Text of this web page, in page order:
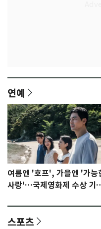
연예
여름엔 '호프', 가을엔 '가능
사랑'…국제영화제 수상 기
스포츠